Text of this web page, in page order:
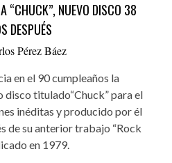
“CHUCK”, NUEVO DISCO 38
DESPUÉS
Pérez Báez
en el 90 cumpleaños la
disco titulado“Chuck” para el
inéditas y producido por él
de su anterior trabajo “Rock
en 1979.